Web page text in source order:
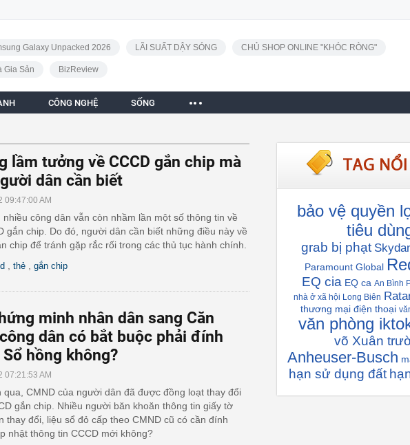
Galaxy Unpacked 2026 LÃI SUẤT DẬY SÓNG CHỦ SHOP ONLINE "KHÓC RÒNG"
Gia Sản BizReview
CÔNG NGHỆ SỐNG
lầm tưởng về CCCD gắn chip mà
dân cần biết
09:47:00 AM
nhiều công dân vẫn còn nhầm lần một số thông tin về
gắn chip. Do đó, người dân cần biết những điều này về
chip để tránh gặp rắc rối trong các thủ tục hành chính.
thẻ gắn chip
minh nhân dân sang Căn
dân có bắt buộc phải đính
hồng không?
07:21:53 AM
qua, CMND của người dân đã được đồng loạt thay đổi
gắn chip. Nhiều người băn khoăn thông tin giấy tờ
thay đổi, liệu sổ đỏ cấp theo CMND cũ có cần đính
nhật thông tin CCCD mới không?
bảo vệ quyền
tiêu
grab bị phạt
Paramount Global
EQ cia EQ ca An Bình
nhà ở xã hội Long Biên
thương mại điện thoại
văn phòng
võ Xuân
Anheuser-Busch
hạn sử dụng đất